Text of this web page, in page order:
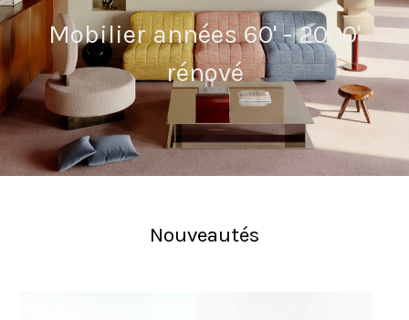
Mobilier années 60' - 2000'
rénové
Nouveautés